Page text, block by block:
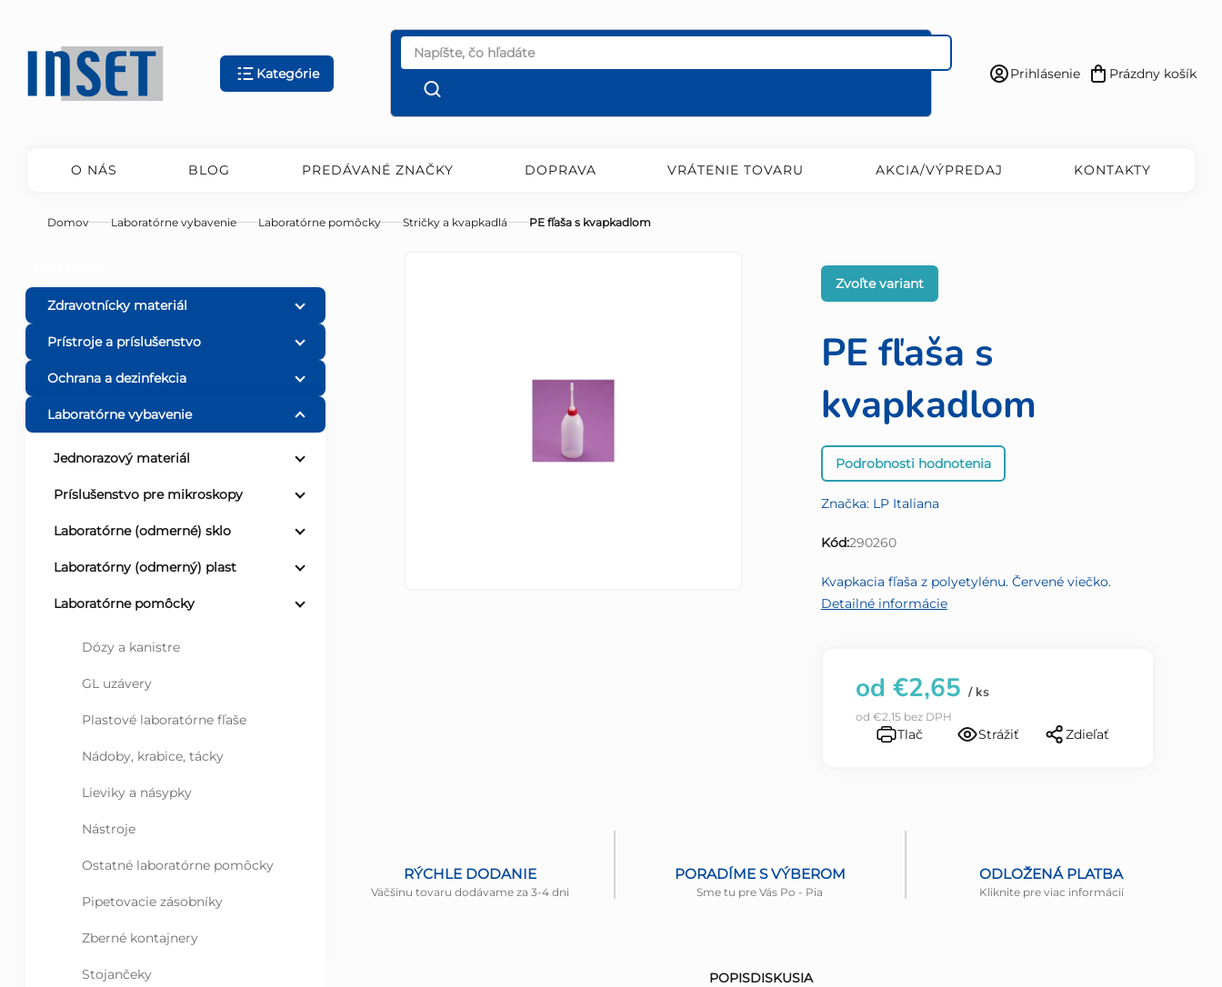
obsah
Kategórie
Prihlásenie
Nákupný
Prázdny košík
O NÁS BLOG PREDÁVANÉ ZNAČKY DOPRAVA VRÁTENIE TOVARU AKCIA/VÝPREDAJ KONTAKTY
Domov Laboratórne vybavenie Laboratórne pomôcky Stričky a kvapkadlá PE fľaša s kvapkadlom
o
č
n
Zdravotnícky materiál
Prístroje a príslušenstvo
Ochrana a dezinfekcia
Laboratórne vybavenie
Jednorazový materiál
Príslušenstvo pre mikroskopy
Laboratórne (odmerné) sklo
Laboratórny (odmerný) plast
Laboratórne pomôcky
Dózy a kanistre
GL uzávery
Plastové laboratórne fľaše
Nádoby, krabice, tácky
Lieviky a násypky
Nástroje
Ostatné laboratórne pomôcky
Pipetovacie zásobníky
Zberné kontajnery
Stojančeky
PE fľaša s
kvapkadlom
Priemerné
hodnotenie
je
0,0
5
hviezdičiek.
Podrobnosti hodnotenia
Značka: LP Italiana
Kód:290260
Zvoľte variant
Kvapkacia fľaša z polyetylénu. Červené viečko.
Detailné informácie
od €2,65 / ks
od €2,15bez DPH
Tlač Strážiť Zdieľať
RÝCHLE DODANIE
Väčšinu tovaru dodávame za 3-4 dni
PORADÍME S VÝBEROM
Sme tu pre Vás Po - Pia
ODLOŽENÁ PLATBA
Kliknite pre viac informácií
POPISDISKUSIA